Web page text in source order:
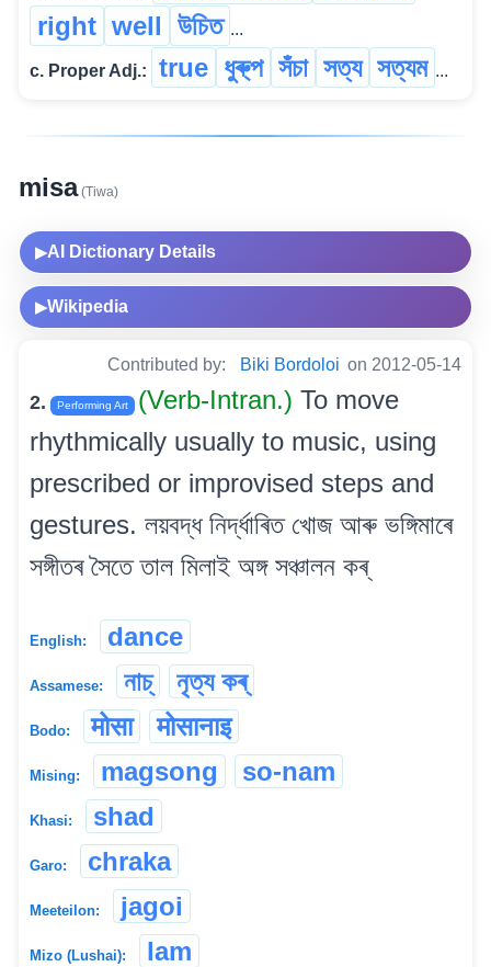
right well উচিত ...
c. Proper Adj.: true ধুৰু্প সঁচা সত্য সত্যম ...
misa(Tiwa)
▶AI Dictionary Details
▶Wikipedia
Contributed by: Biki Bordoloi on 2012-05-14
2. Performing Art (Verb-Intran.) To move
rhythmically usually to music, using
prescribed or improvised steps and
gestures. লয়বদ্ধ নিৰ্দ্ধাৰিত খোজ আৰু ভঙ্গিমাৰে
সঙ্গীতৰ সৈতে তাল মিলাই অঙ্গ সঞ্চালন কৰ্
English: dance
Assamese: নাচ্‌ নৃত্য কৰ্
Bodo: मोसा मोसानाइ
Mising: magsong so-nam
Khasi: shad
Garo: chraka
Meeteilon: jagoi
Mizo (Lushai): lam